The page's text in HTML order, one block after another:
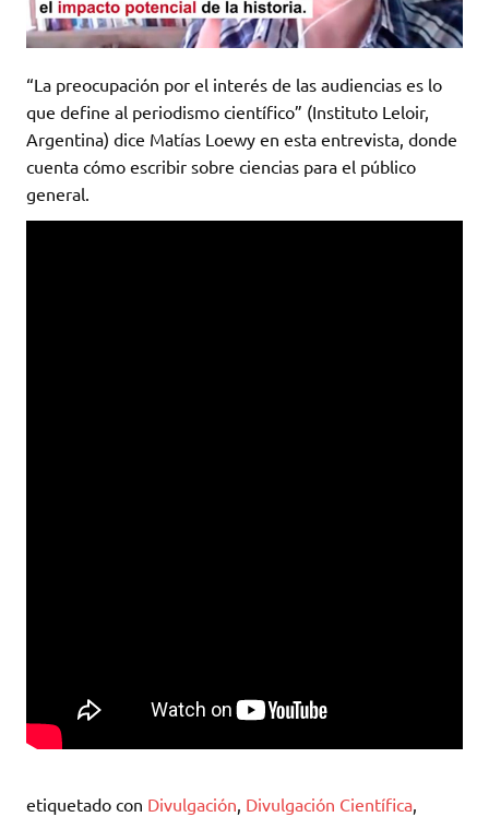
“La preocupación por el interés de las audiencias es lo
que define al periodismo científico” (Instituto Leloir,
Argentina) dice Matías Loewy en esta entrevista, donde
cuenta cómo escribir sobre ciencias para el público
general.
etiquetado con Divulgación Divulgación Científica